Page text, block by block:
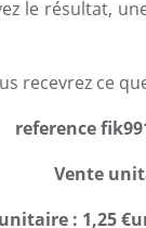
le résultat,
recevrez ce
reference
Vente
: 1,25